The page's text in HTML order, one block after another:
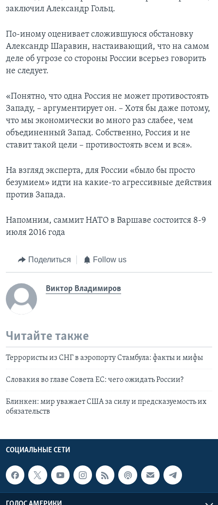
заключил Александр Гольц.
По-иному оценивает сложившуюся обстановку
Александр Шаравин, настаивающий, что на самом
деле об угрозе со стороны России всерьез говорить
не следует.
«Понятно, что одна Россия не может противостоять
Западу, – аргументирует он. – Хотя бы даже потому,
что мы экономически во много раз слабее, чем
объединенный Запад. Собственно, Россия и не
ставит такой цели – противостоять всем и вся».
На взгляд эксперта, для России «было бы просто
безумием» идти на какие-то агрессивные действия
против Запада.
Напомним, саммит НАТО в Варшаве состоится 8-9
июля 2016 года
Поделиться Follow us
Виктор Владимиров
Читайте также
Террористы из СНГ в аэропорту Стамбула: факты и мифы
Словакия во главе Совета ЕС: чего ожидать России?
Блинкен: мир уважает США за силу и предсказуемость их
обязательств
СОЦИАЛЬНЫЕ СЕТИ